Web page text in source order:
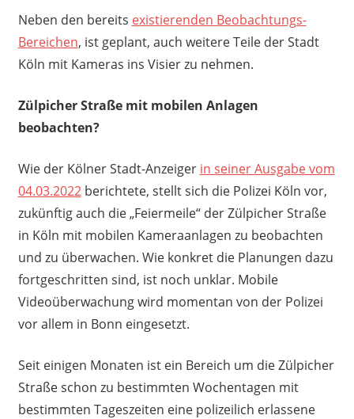
Neben den bereits existierenden Beobachtungs-
Bereichen, ist geplant, auch weitere Teile der Stadt
Köln mit Kameras ins Visier zu nehmen.
Zülpicher Straße mit mobilen Anlagen
beobachten?
Wie der Kölner Stadt-Anzeiger in seiner Ausgabe vom
04.03.2022berichtete, stellt sich die Polizei Köln vor,
zukünftig auch die „Feiermeile“ der Zülpicher Straße
in Köln mit mobilen Kameraanlagen zu beobachten
und zu überwachen. Wie konkret die Planungen dazu
fortgeschritten sind, ist noch unklar. Mobile
Videoüberwachung wird momentan von der Polizei
vor allem in Bonn eingesetzt.
Seit einigen Monaten ist ein Bereich um die Zülpicher
Straße schon zu bestimmten Wochentagen mit
bestimmten Tageszeiten eine polizeilich erlassene